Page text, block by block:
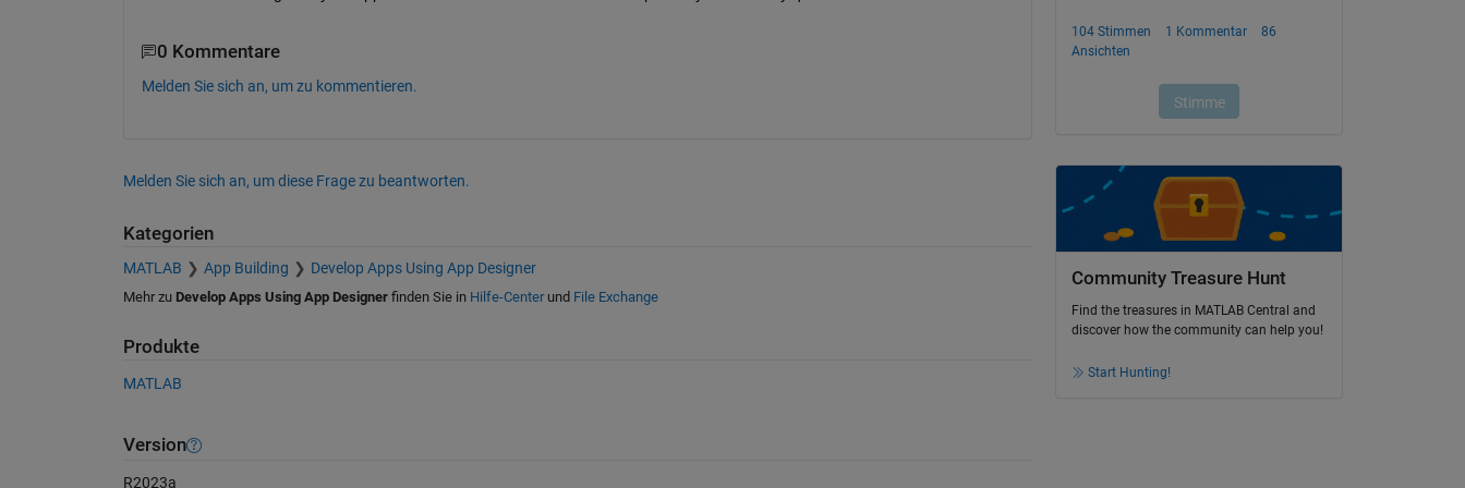
0 Kommentare
Melden Sie sich an, um zu kommentieren.
Melden Sie sich an, um diese Frage zu beantworten.
Kategorien
MATLAB App Building Develop Apps Using App Designer
Mehr zu Develop Apps Using App Designerfinden Sie in Hilfe-Centerund File Exchange
Produkte
MATLAB
Version
R2023a
Community Treasure Hunt
Find the treasures in MATLAB Central and
discover how the community can help you!
Start Hunting!